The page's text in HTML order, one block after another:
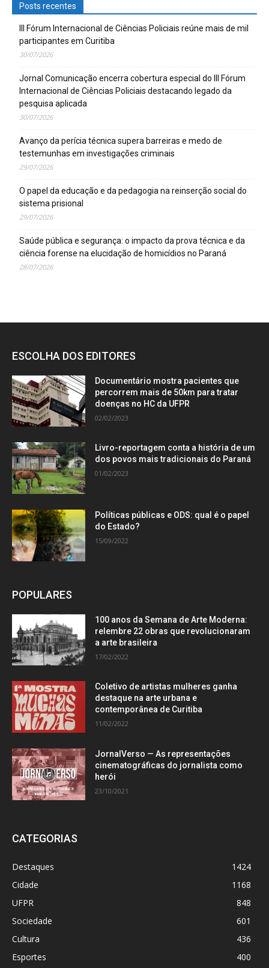
Posts recentes
III Fórum Internacional de Ciências Policiais reúne mais de mil
participantes em Curitiba
30/07/2026
Jornal Comunicação encerra cobertura especial do III Fórum
Internacional de Ciências Policiais destacando legado da
pesquisa aplicada
30/07/2026
Avanço da perícia técnica supera barreiras e medo de
testemunhas em investigações criminais
29/07/2026
O papel da educação e da pedagogia na reinserção social do
sistema prisional
29/07/2026
Saúde pública e segurança: o impacto da prova técnica e da
ciência forense na elucidação de homicídios no Paraná
28/07/2026
ESCOLHA DOS EDITORES
Documentário mostra pacientes que
percorrem mais de 50km para tratar
doenças no HC da UFPR
02/02/2023
Livro-reportagem conta a história de um
dos povos mais tradicionais do Paraná
01/02/2023
Políticas públicas e ODS: qual é o papel
do Estado?
15/09/2022
POPULARES
100 anos da Semana de Arte Moderna:
relembre 22 obras que revolucionaram
a arte brasileira
17/02/2022
Coletivo de artistas mulheres ganha
destaque na arte urbana e
contemporânea de Curitiba
11/02/2022
JornalVerso — As representações
cinematográficas do jornalista como
herói
23/10/2021
CATEGORIAS
Destaques
1424
Cidade
1168
UFPR
848
Sociedade
601
Cultura
436
Esportes
400